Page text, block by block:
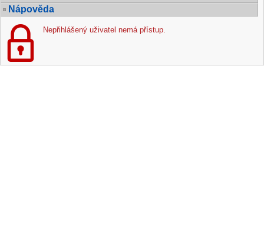
Nápověda
Nepřihlášený uživatel nemá přístup.